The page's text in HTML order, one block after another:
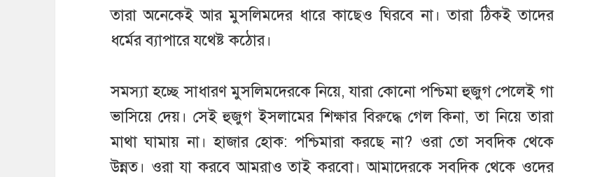
তারা অনেকেই আর মুসলিমদের ধারে কাছেও ঘিরবে না। তারা ঠিকই তাদের
ধর্মের ব্যাপারে যথেষ্ট কঠোর।
সমস্যা হচ্ছে সাধারণ মুসলিমদেরকে নিয়ে, যারা কোনো পশ্চিমা হুজুগ পেলেই গা
ভাসিয়ে দেয়। সেই হুজুগ ইসলামের শিক্ষার বিরুদ্ধে গেল কিনা, তা নিয়ে তারা
মাথা ঘামায় না। হাজার হোক: পশ্চিমারা করছে না? ওরা তো সবদিক থেকে
উন্নত। ওরা যা করবে আমরাও তাই করবো। আমাদেরকে সবদিক থেকে ওদের